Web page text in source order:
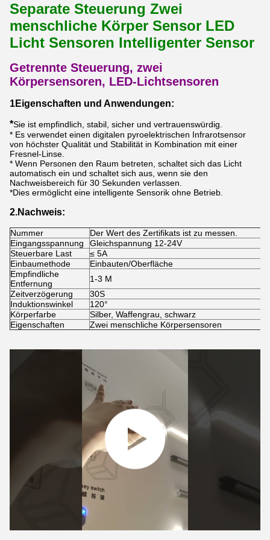
Separate Steuerung Zwei
menschliche Körper Sensor LED
Licht Sensoren Intelligenter Sensor
Getrennte Steuerung, zwei
Körpersensoren, LED-Lichtsensoren
1Eigenschaften und Anwendungen:
*Sie ist empfindlich, stabil, sicher und vertrauenswürdig.
* Es verwendet einen digitalen pyroelektrischen Infrarotsensor
von höchster Qualität und Stabilität in Kombination mit einer
Fresnel-Linse.
* Wenn Personen den Raum betreten, schaltet sich das Licht
automatisch ein und schaltet sich aus, wenn sie den
Nachweisbereich für 30 Sekunden verlassen.
*Dies ermöglicht eine intelligente Sensorik ohne Betrieb.
2.Nachweis:
Nummer
Der Wert des Zertifikats ist zu messen.
Eingangsspannung
Gleichspannung 12-24V
Steuerbare Last
≤ 5A
Einbaumethode
Einbauten/Oberfläche
Empfindliche
Entfernung
1-3 M
Zeitverzögerung
30S
Induktionswinkel
120°
Körperfarbe
Silber, Waffengrau, schwarz
Eigenschaften
Zwei menschliche Körpersensoren